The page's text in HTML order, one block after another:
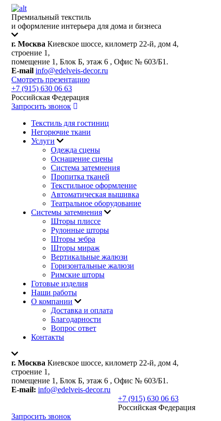
Премиальный текстиль
и оформление интерьера для дома и бизнеса
г. Москва Киевское шоссе, километр 22-й, дом 4,
строение 1,
помещение 1, Блок Б, этаж 6 , Офис № 603/Б1.
E-mail info@edelveis-decor.ru
Смотреть презентацию
+7 (915) 630 06 63
Российская Федерация
Запросить звонок
Текстиль для гостиниц
Негорючие ткани
Услуги
Одежда сцены
Оснащение сцены
Система затемнения
Пропитка тканей
Текстильное оформление
Автоматическая вышивка
Театральное оборудование
Системы затемнения
Шторы плиссе
Рулонные шторы
Шторы зебра
Шторы мираж
Вертикальные жалюзи
Горизонтальные жалюзи
Римские шторы
Готовые изделия
Наши работы
О компании
Доставка и оплата
Благодарности
Вопрос ответ
Контакты
г. Москва Киевское шоссе, километр 22-й, дом 4,
строение 1,
помещение 1, Блок Б, этаж 6 , Офис № 603/Б1.
E-mail: info@edelveis-decor.ru
+7 (915) 630 06 63
Российская Федерация
Запросить звонок